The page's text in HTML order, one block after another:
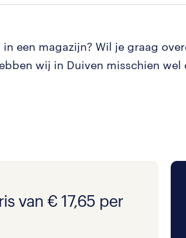
een magazijn? Wil je graag
wij in Duiven misschien
van € 17,65 per